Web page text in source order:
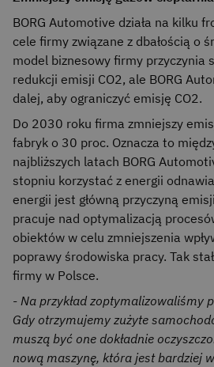
BORG Automotive działa na kilku
cele firmy związane z dbałością o
model biznesowy firmy przyczynia
redukcji emisji CO2, ale BORG
dalej, aby ograniczyć emisję CO2.
Do 2030 roku firma zmniejszy
fabryk o 30 proc. Oznacza to
najbliższych latach BORG
stopniu korzystać z energii
energii jest główną przyczyną
pracuje nad optymalizacją
obiektów w celu zmniejszenia
poprawy środowiska pracy. Tak
firmy w Polsce.
- Na przykład zoptymalizowaliśmy
Gdy otrzymujemy zużyte
muszą być one dokładnie
nową maszynę, która jest bardziej